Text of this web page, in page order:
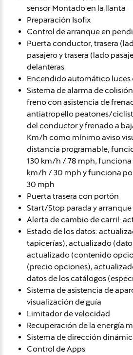
sensor Montado en la llanta
Preparación Isofix
Control de arranque en
Puerta conductor, trasera
pasajero y trasera (lado
delanteras
Encendido automático luces
Sistema de alarma de
freno con asistencia de
antiatropello peatones/
del conductor y frenado a
Km/h como mínimo aviso
distancia programable,
130 km/h / 78 mph,
km/h / 30 mph y funciona
30 mph
Puerta trasera con portón
Start/Stop parada y
Alerta de cambio de carril:
Estado de los datos:
tapicerías), actualizado
actualizado (contenido
(precio opciones),
datos de los catálogos
Sistema de asistencia de
visualización de guía
Limitador de velocidad
Recuperación de la energía
Sistema de dirección
Control de Apps